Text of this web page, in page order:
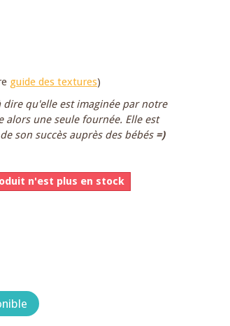
guide des textures)
dire qu'elle est imaginée par notre
alors une seule fournée. Elle est
son succès auprès des bébés =)
n'est plus en stock